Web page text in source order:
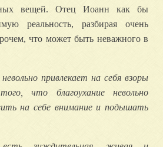
вещей. Отец Иоанн как бы
реальность, разбирая очень
что может быть неважного в
невольно привлекает на себя взоры
,что благоухание
невольно
на себе внимание и подышать